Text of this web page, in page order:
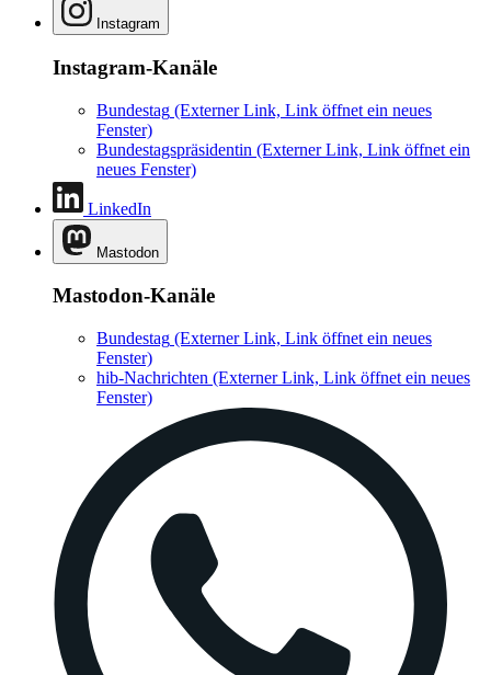
Instagram
Instagram-Kanäle
Bundestag (Externer Link, Link öffnet ein neues
Fenster)
Bundestagspräsidentin (Externer Link, Link öffnet ein
neues Fenster)
LinkedIn
Mastodon
Mastodon-Kanäle
Bundestag (Externer Link, Link öffnet ein neues
Fenster)
hib-Nachrichten (Externer Link, Link öffnet ein neues
Fenster)